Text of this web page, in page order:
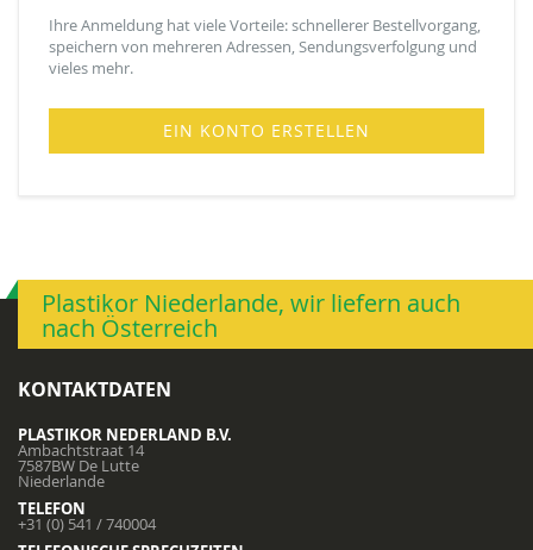
Ihre Anmeldung hat viele Vorteile: schnellerer Bestellvorgang,
speichern von mehreren Adressen, Sendungsverfolgung und
vieles mehr.
EIN KONTO ERSTELLEN
Plastikor Niederlande, wir liefern auch
nach Österreich
KONTAKTDATEN
PLASTIKOR NEDERLAND B.V.
Ambachtstraat 14
7587BW De Lutte
Niederlande
TELEFON
+31 (0) 541 / 740004